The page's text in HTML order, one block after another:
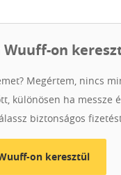
Wuuff-on
Megértem, nincs
különösen ha messze
biztonságos
on keresztül